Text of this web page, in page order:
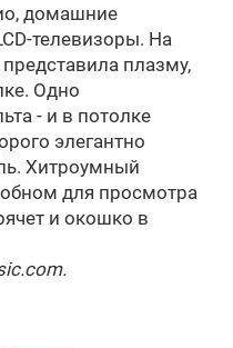
домашние
телевизоры. На
плазму,
Одно
- и в потолке
элегантно
Хитроумный
для просмотра
и окошко в